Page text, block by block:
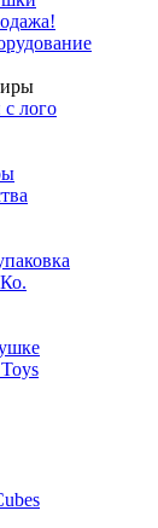
лого